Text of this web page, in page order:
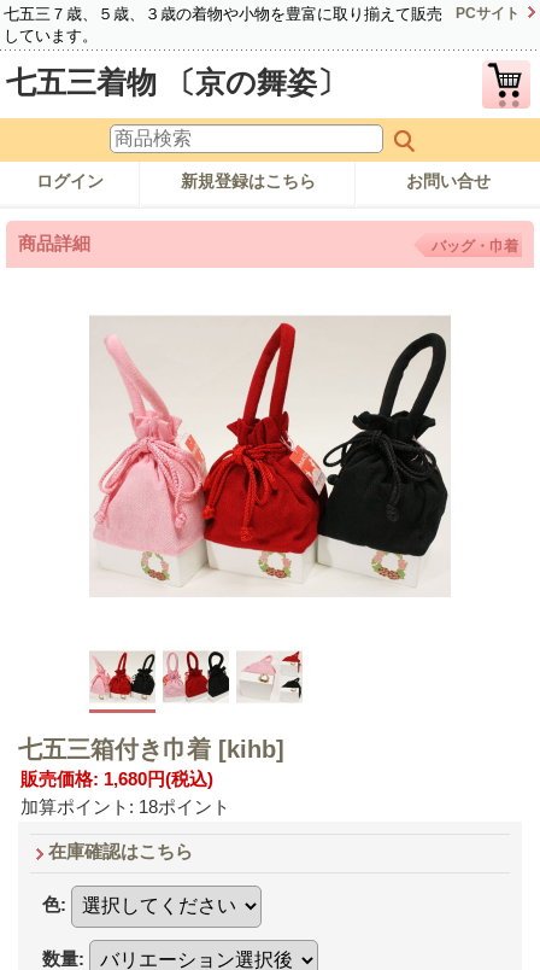
七五三７歳、５歳、３歳の着物や小物を豊富に取り揃えて販売
しています。
PCサイト
七五三着物 〔京の舞姿〕
ログイン 新規登録はこちら お問い合せ
商品詳細 バッグ・巾着
七五三箱付き巾着 [kihb]
販売価格: 1,680円(税込)
加算ポイント: 18ポイント
在庫確認はこちら
色:
数量: